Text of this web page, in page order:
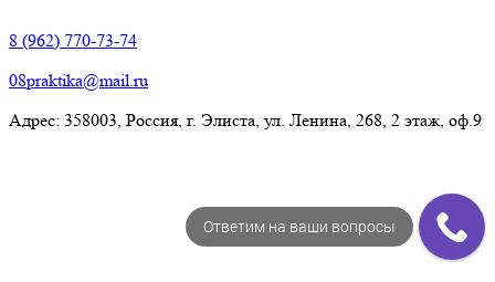
8 (962) 770-73-74
08praktika@mail.ru
Адрес:​ 358003, Россия, г. Элиста, ул. Ленина, 268, 2 этаж, оф.9
© Рекламно-производственная компания "Практика" 2009-
Ответим на ваши вопросы